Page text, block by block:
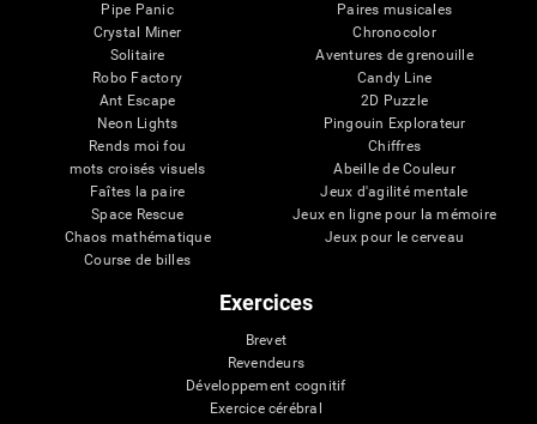
Pipe Panic
Crystal Miner
Solitaire
Robo Factory
Ant Escape
Neon Lights
Rends moi fou
mots croisés visuels
Faîtes la paire
Space Rescue
Chaos mathématique
Course de billes
Paires musicales
Chronocolor
Aventures de grenouille
Candy Line
2D Puzzle
Pingouin Explorateur
Chiffres
Abeille de Couleur
Jeux d'agilité mentale
Jeux en ligne pour la mémoire
Jeux pour le cerveau
Exercices
Brevet
Revendeurs
Développement cognitif
Exercice cérébral